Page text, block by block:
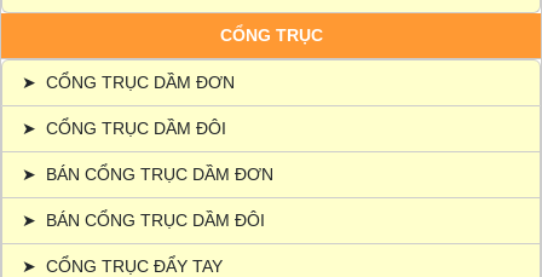
CỔNG TRỤC
➤ CỔNG TRỤC DẦM ĐƠN
➤ CỔNG TRỤC DẦM ĐÔI
➤ BÁN CỔNG TRỤC DẦM ĐƠN
➤ BÁN CỔNG TRỤC DẦM ĐÔI
➤ CỔNG TRỤC ĐẨY TAY